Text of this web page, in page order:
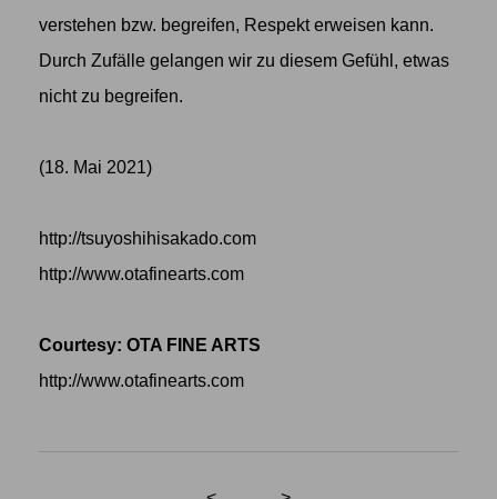
verstehen bzw. begreifen, Respekt erweisen kann.
Durch Zufälle gelangen wir zu diesem Gefühl, etwas
nicht zu begreifen.
(18. Mai 2021)
http://tsuyoshihisakado.com
http://www.otafinearts.com
Courtesy: OTA FINE ARTS
http://www.otafinearts.com